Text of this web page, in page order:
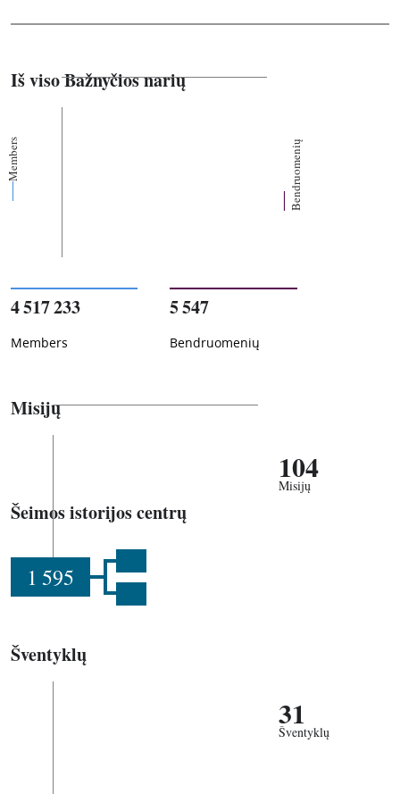
Iš viso Bažnyčios narių
Members Bendruomenių
4 517 233
Members
5 547
Bendruomenių
Misijų
104
Misijų
Šeimos istorijos centrų
1 595
Šventyklų
31
Šventyklų